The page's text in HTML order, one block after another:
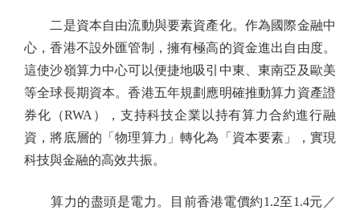
二是資本自由流動與要素資產化。作為國際金融中
心，香港不設外匯管制，擁有極高的資金進出自由度。
這使沙嶺算力中心可以便捷地吸引中東、東南亞及歐美
等全球長期資本。香港五年規劃應明確推動算力資產證
券化（RWA），支持科技企業以持有算力合約進行融
資，將底層的「物理算力」轉化為「資本要素」，實現
科技與金融的高效共振。
算力的盡頭是電力。目前香港電價約1.2至1.4元／